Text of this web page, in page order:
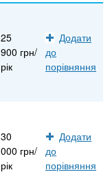
25
900 грн/
рік
Додати
до
порівняння
30
000 грн/
рік
Додати
до
порівняння